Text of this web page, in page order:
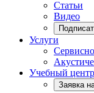
Статьи
Видео
Услуги
Учебный центр
Заявка